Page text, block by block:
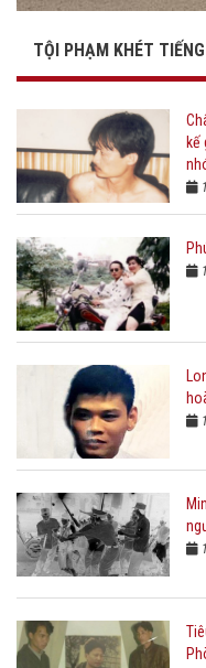
TỘI PHẠM KHÉT TIẾNG
kế